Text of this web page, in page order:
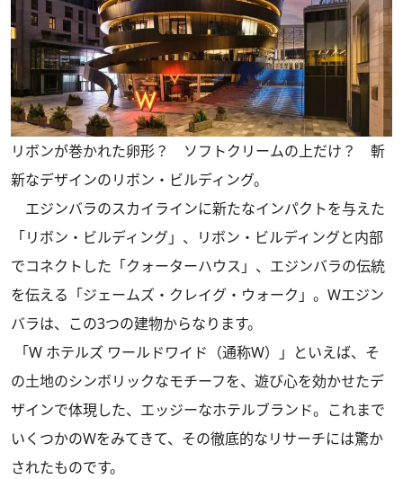
リボンが巻かれた卵形？ ソフトクリームの上だけ？ 斬
新なデザインのリボン・ビルディング。
エジンバラのスカイラインに新たなインパクトを与えた
「リボン・ビルディング」、リボン・ビルディングと内部
でコネクトした「クォーターハウス」、エジンバラの伝統
を伝える「ジェームズ・クレイグ・ウォーク」。Wエジン
バラは、この3つの建物からなります。
「W ホテルズ ワールドワイド（通称W）」といえば、そ
の土地のシンボリックなモチーフを、遊び心を効かせたデ
ザインで体現した、エッジーなホテルブランド。これまで
いくつかのWをみてきて、その徹底的なリサーチには驚か
されたものです。